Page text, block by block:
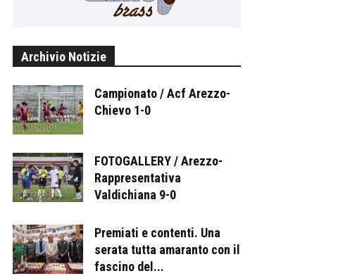
Archivio Notizie
Campionato / Acf Arezzo-
Chievo 1-0
FOTOGALLERY / Arezzo-
Rappresentativa
Valdichiana 9-0
Premiati e contenti. Una
serata tutta amaranto con il
fascino del...